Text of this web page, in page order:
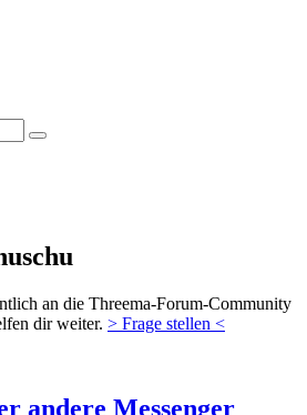
an die Threema-Forum-Community
dir weiter. > Frage stellen <
andere Messenger